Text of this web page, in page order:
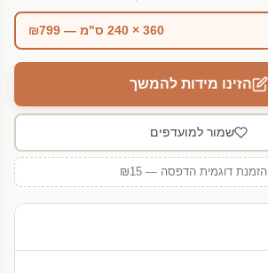
360 × 240 ס"מ — ₪799
הזינו מידות להמשך
שמור למועדפים
הזמנת דוגמית הדפסה — ₪15